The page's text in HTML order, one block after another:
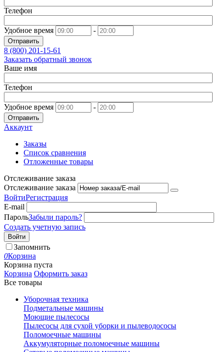
Телефон
Удобное время -
Отправить
8 (800) 201-15-61
Заказать обратный звонок
Ваше имя
Телефон
Удобное время -
Отправить
Аккаунт
Заказы
Список сравнения
Отложенные товары
Отслеживание заказа
Отслеживание заказа
ВойтиРегистрация
E-mail
ПарольЗабыли пароль?
Создать учетную запись
Войти
Запомнить
0Корзина
Корзина пуста
Корзина Оформить заказ
Все товары
Уборочная техника
Подметальные машины
Моющие пылесосы
Пылесосы для сухой уборки и пылеводососы
Поломоечные машины
Аккумуляторные поломоечные машины